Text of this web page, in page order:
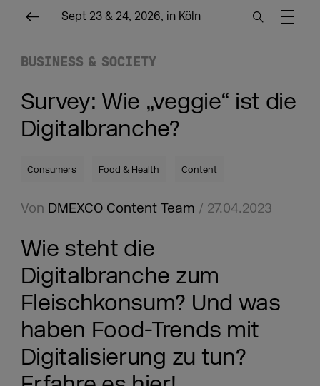
Sept 23 & 24, 2026, in Köln
BUSINESS & SOCIETY
Survey: Wie „veggie“ ist die
Digitalbranche?
Consumers Food & Health Content
Von DMEXCO Content Team / 27.04.2023
Wie steht die
Digitalbranche zum
Fleischkonsum? Und was
haben Food-Trends mit
Digitalisierung zu tun?